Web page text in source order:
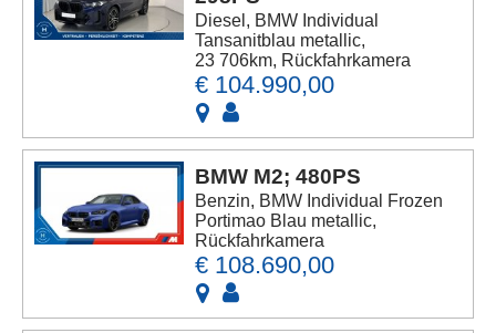
Diesel, BMW Individual
Tansanitblau metallic,
23 706km, Rückfahrkamera
€ 104.990,00
BMW M2; 480PS
Benzin, BMW Individual Frozen
Portimao Blau metallic,
Rückfahrkamera
€ 108.690,00